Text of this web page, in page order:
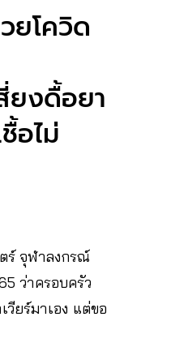
ยโควิด
ยงดื้อยา
อไม่
ร์ จุฬาลงกรณ์
ว่าครอบครัว
ยร์มาเอง แต่ขอ